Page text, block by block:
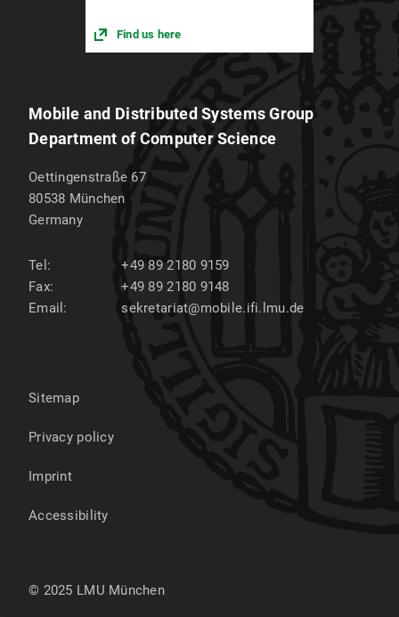
Find us here
Mobile and Distributed Systems Group
Department of Computer Science
Oettingenstraße 67
80538 München
Germany
Tel:
+49 89 2180 9159
Fax:
+49 89 2180 9148
Email:
sekretariat@mobile.ifi.lmu.de
Sitemap
Privacy policy
Imprint
Accessibility
© 2025 LMU München